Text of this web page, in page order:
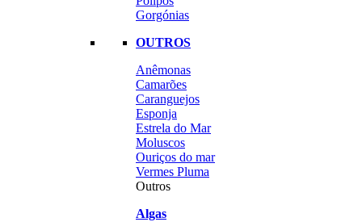
Gorgónias
OUTROS
Anêmonas
Camarões
Caranguejos
Esponja
Estrela do Mar
Moluscos
Ouriços do mar
Vermes Pluma
Outros
Algas